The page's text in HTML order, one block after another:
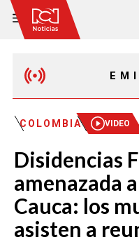
EMISIÓN
EMISIÓN
COLOMBIA VIDEO
Disidencias
amenazada
Cauca: los
asisten a